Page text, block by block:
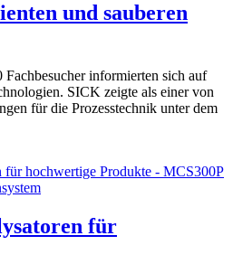
und sauberen
Fachbesucher informierten sich auf
SICK zeigte als einer von
für die Prozesstechnik unter dem
für